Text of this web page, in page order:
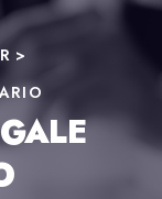
>